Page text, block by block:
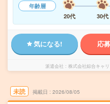
年齢層
20代
30代
気になる! 応
派遣会社 株式会社綜合キャ
未読 掲載日 2026/08/05